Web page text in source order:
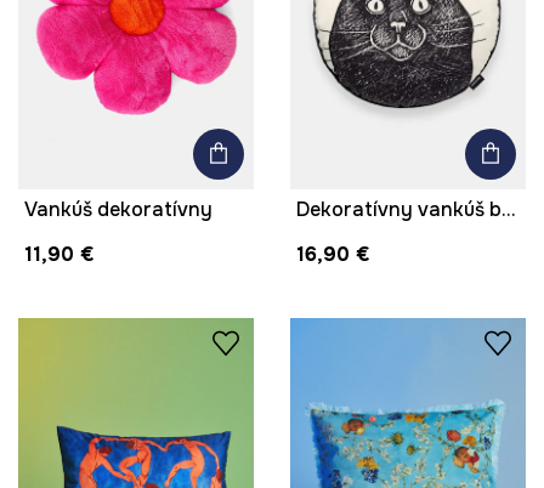
Vankúš dekoratívny
11,90 €
Dekoratívny vankúš by Aleksandra Czarny, Graphics Series
16,90 €